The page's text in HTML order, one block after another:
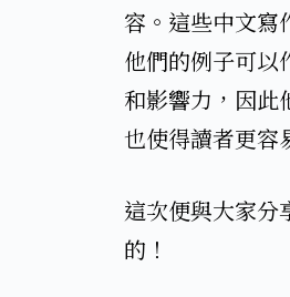
容。這些中文寫
他們的例子可以
和影響力，因此
也使得讀者更容
這次便與大家分
的！